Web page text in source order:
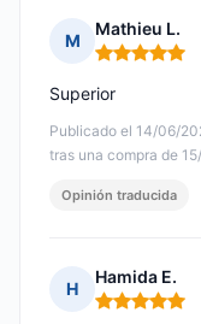
M
Mathieu L.
Nota: 5 de 5
Publicado el 14/06/
tras una compra de
Superior
Opinión traducida
H
Hamida E.
Nota: 5 de 5